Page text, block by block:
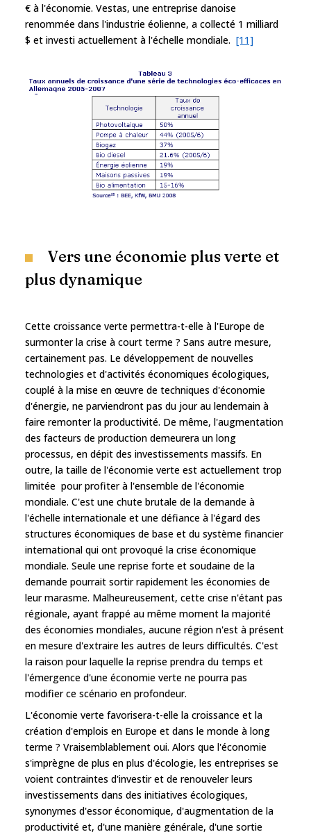
€ à l'économie. Vestas, une entreprise danoise
renommée dans l'industrie éolienne, a collecté 1 milliard
$ et investi actuellement à l'échelle mondiale. [11]
Vers une économie plus verte et
plus dynamique
Cette croissance verte permettra-t-elle à l'Europe de
surmonter la crise à court terme ? Sans autre mesure,
certainement pas. Le développement de nouvelles
technologies et d'activités économiques écologiques,
couplé à la mise en œuvre de techniques d'économie
d'énergie, ne parviendront pas du jour au lendemain à
faire remonter la productivité. De même, l'augmentation
des facteurs de production demeurera un long
processus, en dépit des investissements massifs. En
outre, la taille de l'économie verte est actuellement trop
limitée pour profiter à l'ensemble de l'économie
mondiale. C'est une chute brutale de la demande à
l'échelle internationale et une défiance à l'égard des
structures économiques de base et du système financier
international qui ont provoqué la crise économique
mondiale. Seule une reprise forte et soudaine de la
demande pourrait sortir rapidement les économies de
leur marasme. Malheureusement, cette crise n'étant pas
régionale, ayant frappé au même moment la majorité
des économies mondiales, aucune région n'est à présent
en mesure d'extraire les autres de leurs difficultés. C'est
la raison pour laquelle la reprise prendra du temps et
l'émergence d'une économie verte ne pourra pas
modifier ce scénario en profondeur.
L'économie verte favorisera-t-elle la croissance et la
création d'emplois en Europe et dans le monde à long
terme ? Vraisemblablement oui. Alors que l'économie
s'imprègne de plus en plus d'écologie, les entreprises se
voient contraintes d'investir et de renouveler leurs
investissements dans des initiatives écologiques,
synonymes d'essor économique, d'augmentation de la
productivité et, d'une manière générale, d'une sortie